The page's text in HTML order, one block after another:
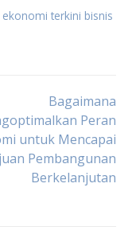
ekonomi terkini bisnis
Bagaimana
Peran
untuk Mencapai
Pembangunan
Berkelanjutan